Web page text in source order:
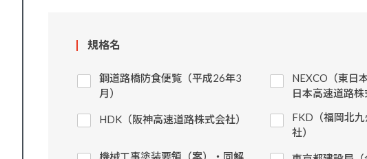
規格名
鋼道路橋防食便覧（平成26年3
月）
NEXCO（東日
日本高速道路株
HDK（阪神高速道路株式会社）
FKD（福岡北
社）
機械工事塗装要領（案）・同解